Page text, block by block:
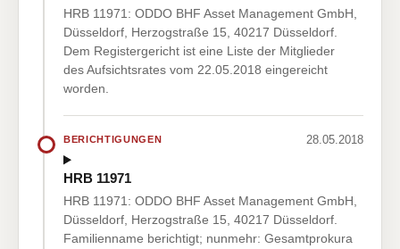
HRB 11971: ODDO BHF Asset Management GmbH,
Düsseldorf, Herzogstraße 15, 40217 Düsseldorf.
Dem Registergericht ist eine Liste der Mitglieder
des Aufsichtsrates vom 22.05.2018 eingereicht
worden.
BERICHTIGUNGEN 28.05.2018
HRB 11971
HRB 11971: ODDO BHF Asset Management GmbH,
Düsseldorf, Herzogstraße 15, 40217 Düsseldorf.
Familienname berichtigt; nunmehr: Gesamtprokura